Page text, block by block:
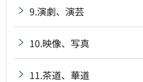
9.演劇、演芸
10.映像、写真
11.茶道、華道